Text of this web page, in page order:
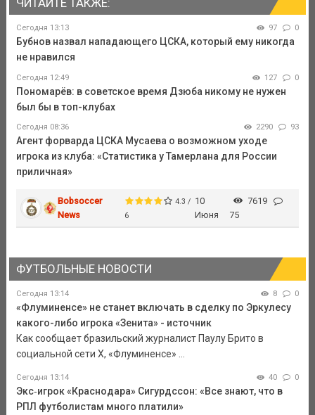
ЧИТАЙТЕ ТАКЖЕ:
Сегодня 13:13 97 0
Бубнов назвал нападающего ЦСКА, который ему никогда
не нравился
Сегодня 12:49 127 0
Пономарёв: в советское время Дзюба никому не нужен
был бы в топ-клубах
Сегодня 08:36 2290 93
Агент форварда ЦСКА Мусаева о возможном уходе
игрока из клуба: «Статистика у Тамерлана для России
приличная»
Bobsoccer
News
4.3 /
6
10
Июня
7619
75
ФУТБОЛЬНЫЕ НОВОСТИ
Сегодня 13:14 8 0
«Флуминенсе» не станет включать в сделку по Эркулесу
какого-либо игрока «Зенита» - источник
Как сообщает бразильский журналист Паулу Брито в
социальной сети Х, «Флуминенсе» ...
Сегодня 13:14 40 0
Экс‑игрок «Краснодара» Сигурдссон: «Все знают, что в
РПЛ футболистам много платили»